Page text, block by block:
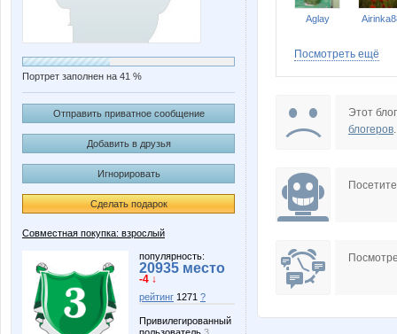
Портрет заполнен на 41 %
Отправить приватное сообщение
Добавить в друзья
Игнорировать
Сделать подарок
Совместная покупка: взрослый
популярность:
20935 место
-4 ↓
рейтинг 1271 ?
Привилегированный
Aglay
OleOka
bomary cetcet
Посмотреть ещё
Этот
блогеров.